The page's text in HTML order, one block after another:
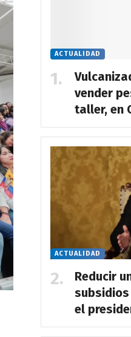
ACTUALIDAD
vender
taller, en
ACTUALIDAD
Reducir
el